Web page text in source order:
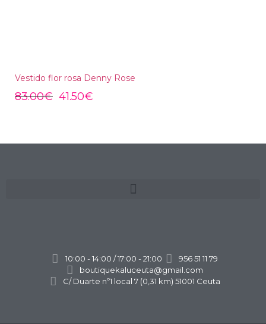
Vestido flor rosa Denny Rose
83.00€ 41.50€
10:00 - 14:00 / 17:00 - 21:00
956 51 11 79
boutiquekaluceuta@gmail.com
C/ Duarte nº1 local 7 (0,31 km) 51001 Ceuta